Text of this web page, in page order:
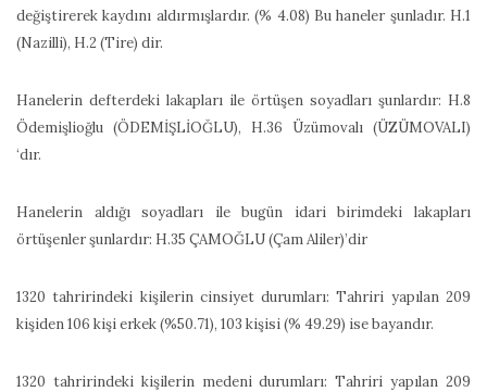
değiştirerek kaydını aldırmışlardır. (% 4.08) Bu haneler şunladır. H.1
(Nazilli), H.2 (Tire) dir.
Hanelerin defterdeki lakapları ile örtüşen soyadları şunlardır: H.8
Ödemişlioğlu (ÖDEMİŞLİOĞLU), H.36 Üzümovalı (ÜZÜMOVALI)
‘dır.
Hanelerin aldığı soyadları ile bugün idari birimdeki lakapları
örtüşenler şunlardır: H.35 ÇAMOĞLU (Çam Aliler)’dir
1320 tahririndeki kişilerin cinsiyet durumları: Tahriri yapılan 209
kişiden 106 kişi erkek (%50.71), 103 kişisi (% 49.29) ise bayandır.
1320 tahririndeki kişilerin medeni durumları: Tahriri yapılan 209